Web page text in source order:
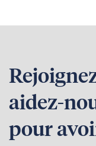
aidez-
pour